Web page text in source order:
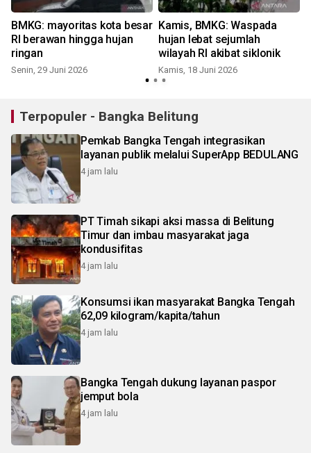
BMKG: mayoritas kota besar
RI berawan hingga hujan
ringan
Senin, 29 Juni 2026
Kamis, BMKG: Waspada
hujan lebat sejumlah
wilayah RI akibat siklonik
Kamis, 18 Juni 2026
Terpopuler - Bangka Belitung
Pemkab Bangka Tengah integrasikan
layanan publik melalui SuperApp BEDULANG
4 jam lalu
PT Timah sikapi aksi massa di Belitung
Timur dan imbau masyarakat jaga
kondusifitas
4 jam lalu
Konsumsi ikan masyarakat Bangka Tengah
62,09 kilogram/kapita/tahun
4 jam lalu
Bangka Tengah dukung layanan paspor
jemput bola
4 jam lalu